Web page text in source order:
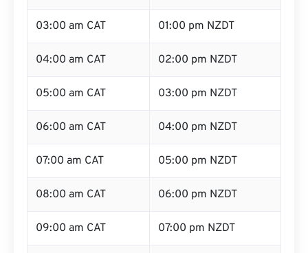
03:00 am CAT 01:00 pm NZDT
04:00 am CAT 02:00 pm NZDT
05:00 am CAT 03:00 pm NZDT
06:00 am CAT 04:00 pm NZDT
07:00 am CAT 05:00 pm NZDT
08:00 am CAT 06:00 pm NZDT
09:00 am CAT 07:00 pm NZDT